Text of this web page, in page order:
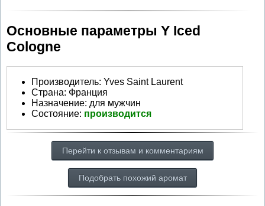
Основные параметры Y Iced
Cologne
Производитель: Yves Saint Laurent
Страна: Франция
Назначение: для мужчин
Состояние: производится
Перейти к отзывам и комментариям
Подобрать похожий аромат